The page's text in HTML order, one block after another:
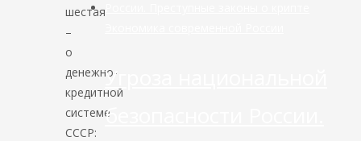
шестая
–
о
денежно-
кредитной
системе
СССР:
Угроза национальной
безопасности России.